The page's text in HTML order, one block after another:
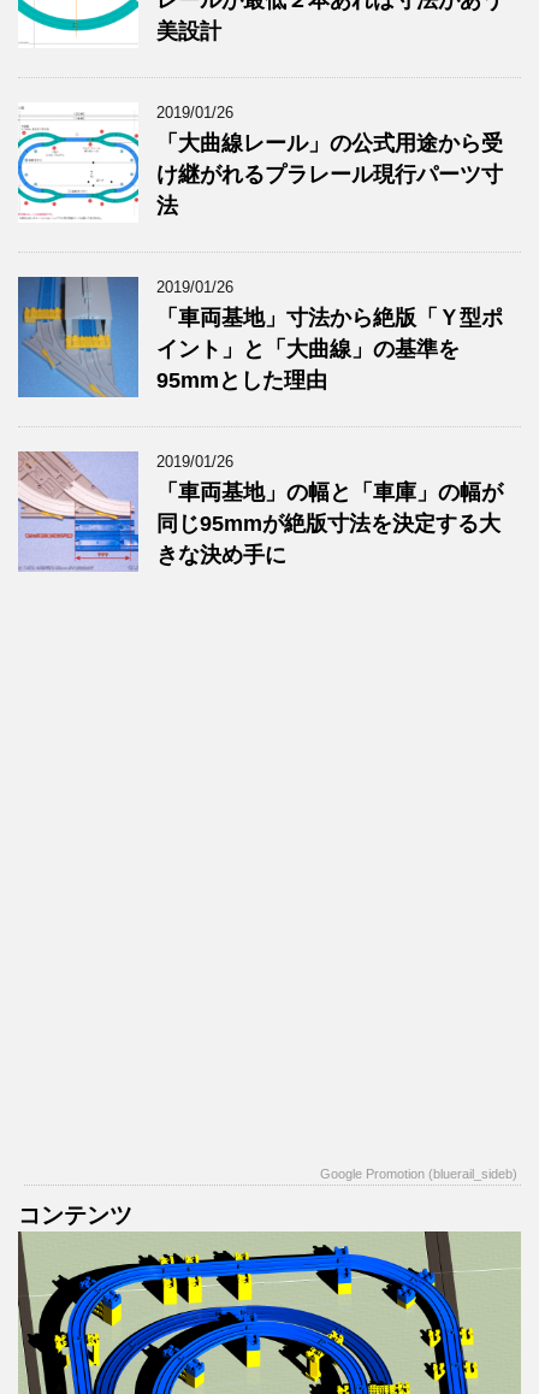
美設計
2019/01/26
「大曲線レール」の公式用途から受
け継がれるプラレール現行パーツ寸
法
2019/01/26
「車両基地」寸法から絶版「Ｙ型ポ
イント」と「大曲線」の基準を
95mmとした理由
2019/01/26
「車両基地」の幅と「車庫」の幅が
同じ95mmが絶版寸法を決定する大
きな決め手に
Google Promotion (bluerail_sideb)
コンテンツ